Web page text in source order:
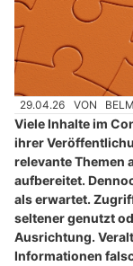
29.04.26 VON
Viele Inhalte im
ihrer
relevante Themen
aufbereitet.
als erwartet.
seltener genutzt
Ausrichtung.
Informationen